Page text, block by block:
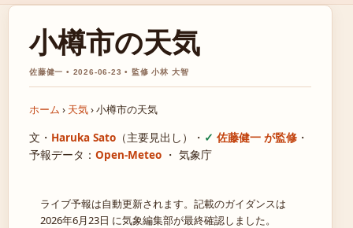
小樽市の天気
佐藤健一 • 2026-06-23 • 監修 小林 大智
ホーム › 天気›小樽市の天気
文・ Haruka Sato （主要見出し） ・ 佐藤健一 が監修 ・
予報データ： Open-Meteo ・ 気象庁
ライブ予報は自動更新されます。記載のガイダンスは
2026年6月23日 に気象編集部が最終確認しました。